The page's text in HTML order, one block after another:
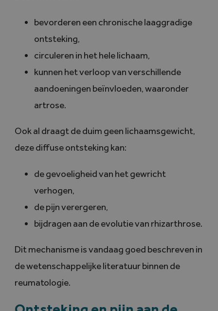
bevorderen een chronische laaggradige
ontsteking,
circuleren in het hele lichaam,
kunnen het verloop van verschillende
aandoeningen beïnvloeden, waaronder
artrose.
Ook al draagt de duim geen lichaamsgewicht,
deze diffuse ontsteking kan:
de gevoeligheid van het gewricht
verhogen,
de pijn verergeren,
bijdragen aan de evolutie van rhizarthrose.
Dit mechanisme is vandaag goed beschreven in
de wetenschappelijke literatuur binnen de
reumatologie.